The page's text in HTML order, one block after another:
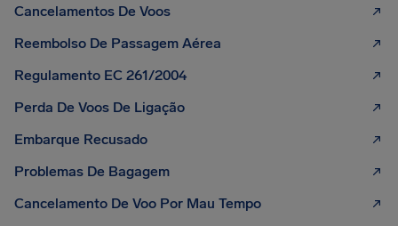
Cancelamentos De Voos
Reembolso De Passagem Aérea
Regulamento EC 261/2004
Perda De Voos De Ligação
Embarque Recusado
Problemas De Bagagem
Cancelamento De Voo Por Mau Tempo